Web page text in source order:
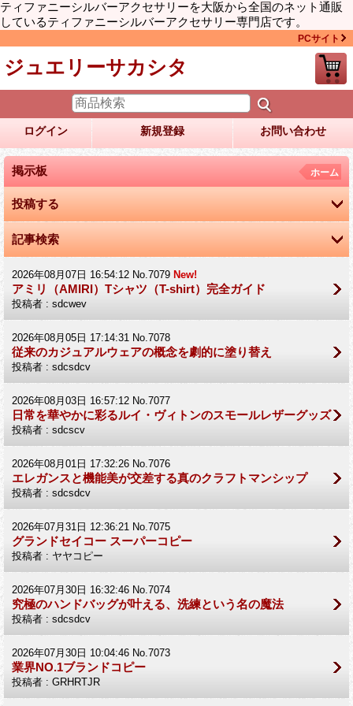
ティファニーシルバーアクセサリーを大阪から全国のネット通販
しているティファニーシルバーアクセサリー専門店です。
PCサイト
ジュエリーサカシタ
ログイン 新規登録 お問い合わせ
掲示板 ホーム
投稿する
記事検索
2026年08月07日 16:54:12 No.7079 New!
アミリ（AMIRI）Tシャツ（T-shirt）完全ガイド
投稿者 : sdcwev
2026年08月05日 17:14:31 No.7078
従来のカジュアルウェアの概念を劇的に塗り替え
投稿者 : sdcsdcv
2026年08月03日 16:57:12 No.7077
日常を華やかに彩るルイ・ヴィトンのスモールレザーグッズ
投稿者 : sdcscv
2026年08月01日 17:32:26 No.7076
エレガンスと機能美が交差する真のクラフトマンシップ
投稿者 : sdcsdcv
2026年07月31日 12:36:21 No.7075
グランドセイコー スーパーコピー
投稿者 : ヤヤコピー
2026年07月30日 16:32:46 No.7074
究極のハンドバッグが叶える、洗練という名の魔法
投稿者 : sdcsdcv
2026年07月30日 10:04:46 No.7073
業界NO.1ブランドコピー
投稿者 : GRHRTJR